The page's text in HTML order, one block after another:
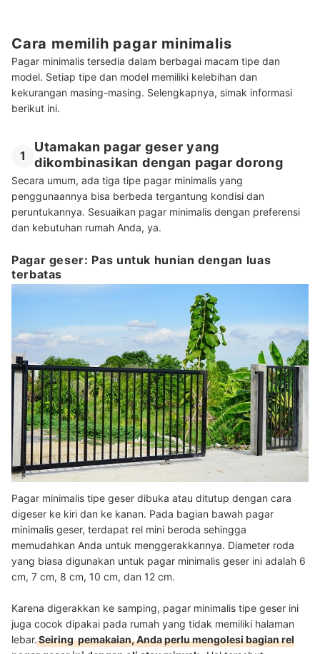
Cara memilih pagar minimalis
Pagar minimalis tersedia dalam berbagai macam tipe dan
model. Setiap tipe dan model memiliki kelebihan dan
kekurangan masing-masing. Selengkapnya, simak informasi
berikut ini.
1
Utamakan pagar geser yang
dikombinasikan dengan pagar dorong
Secara umum, ada tiga tipe pagar minimalis yang
penggunaannya bisa berbeda tergantung kondisi dan
peruntukannya. Sesuaikan pagar minimalis dengan preferensi
dan kebutuhan rumah Anda, ya.
Pagar geser: Pas untuk hunian dengan luas
terbatas
Pagar minimalis tipe geser dibuka atau ditutup dengan cara
digeser ke kiri dan ke kanan. Pada bagian bawah pagar
minimalis geser, terdapat rel mini beroda sehingga
memudahkan Anda untuk menggerakkannya. Diameter roda
yang biasa digunakan untuk pagar minimalis geser ini adalah 6
cm, 7 cm, 8 cm, 10 cm, dan 12 cm.
Karena digerakkan ke samping, pagar minimalis tipe geser ini
juga cocok dipakai pada rumah yang tidak memiliki halaman
lebar.Seiring pemakaian, Anda perlu mengolesi bagian rel